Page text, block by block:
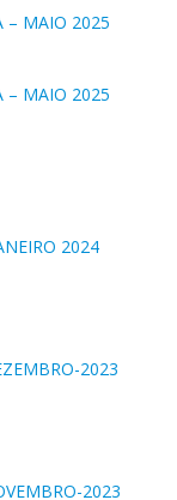
– MAIO 2025
– MAIO 2025
2024
2023
2023